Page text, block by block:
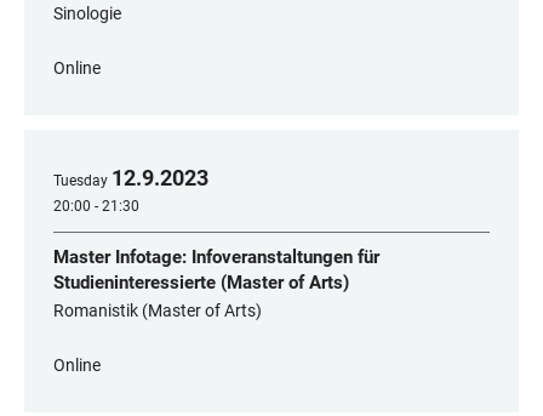
Sinologie
Online
Tuesday 12.9.2023
20:00 - 21:30
Master Infotage: Infoveranstaltungen für
Studieninteressierte (Master of Arts)
Romanistik (Master of Arts)
Online